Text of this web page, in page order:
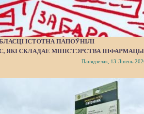
ІСТОТНА ПАПОЎНІЛІ
ЯКІ СКЛАДАЕ МІНІСТЭРСТВА
Панядзелак, 13 Ліпень